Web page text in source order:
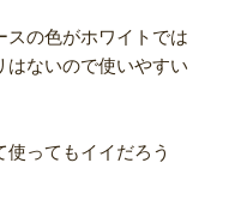
の色がホワイトでは
はないので使いやすい
ってもイイだろう